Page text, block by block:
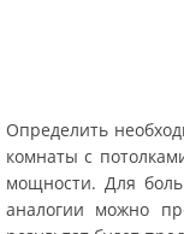
Определить
комнаты с
мощности. Для
аналогии можно